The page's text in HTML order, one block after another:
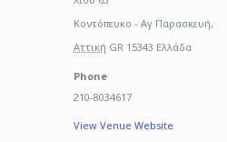
Κοντόπευκο - Αγ Παρασκευή,
Αττική GR 15343 Ελλάδα
Phone
210-8034617
View Venue Website